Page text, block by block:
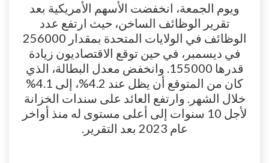
ويوم الجمعة، انخفضت الأسهم الأمريكية بعد
تقرير الوظائف الساخن، حيث ارتفع عدد
الوظائف في الولايات المتحدة بمقدار 256000
في ديسمبر، في حين توقع الاقتصاديون زيادة
قدرها 155000. وانخفض معدل البطالة، الذي
كان من المتوقع أن يظل عند 4.2%، إلى 4.1%
خلال الشهر. وارتفع العائد على سندات الخزانة
لأجل 10 سنوات إلى أعلى مستوى له منذ أواخر
عام 2023 بعد التقرير.